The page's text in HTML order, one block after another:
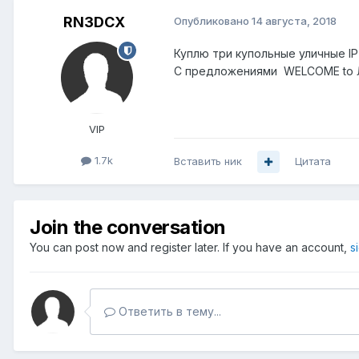
RN3DCX
VIP
1.7k
Опубликовано 14 августа, 2018
Куплю три купольные уличные
С предложениями WELCOME to
Вставить ник Цитата
Join the conversation
You can post now and register later. If you have an account,
Ответить в тему...